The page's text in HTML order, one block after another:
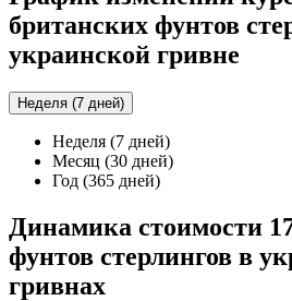
британских фунтов
украинской гривне
Неделя (7 дней)
Неделя (7 дней)
Месяц (30 дней)
Год (365 дней)
Динамика стоимости
фунтов стерлингов в
гривнах